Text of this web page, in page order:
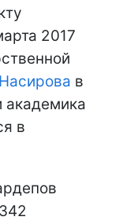
2017
в
академика
в